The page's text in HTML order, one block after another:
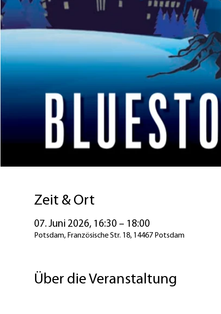
Zeit & Ort
07. Juni 2026, 16:30 – 18:00
Potsdam, Französische Str. 18, 14467 Potsdam
Über die Veranstaltung